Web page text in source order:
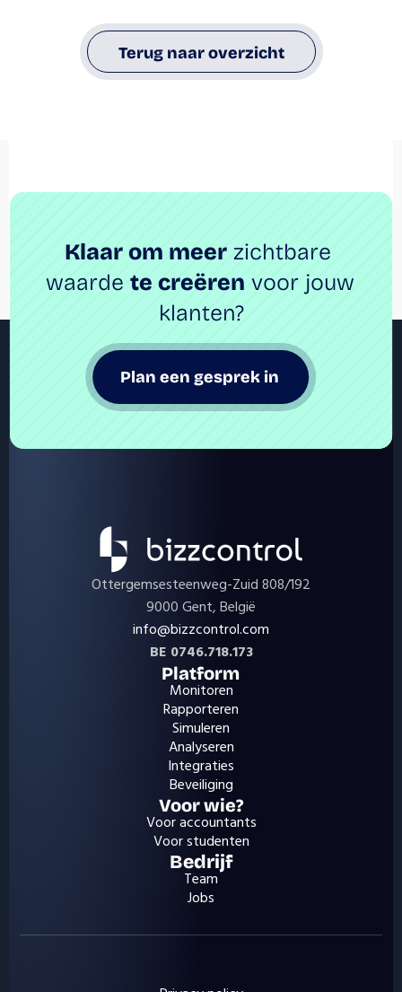
Terug naar overzicht
Klaar om meer zichtbare
waarde te creëren voor jouw
klanten?
Plan een gesprek in
Ottergemsesteenweg-Zuid 808/192
9000 Gent, België
info@bizzcontrol.com
BE 0746.718.173
Platform
Monitoren
Rapporteren
Simuleren
Analyseren
Integraties
Beveiliging
Voor wie?
Voor accountants
Voor studenten
Bedrijf
Team
Jobs